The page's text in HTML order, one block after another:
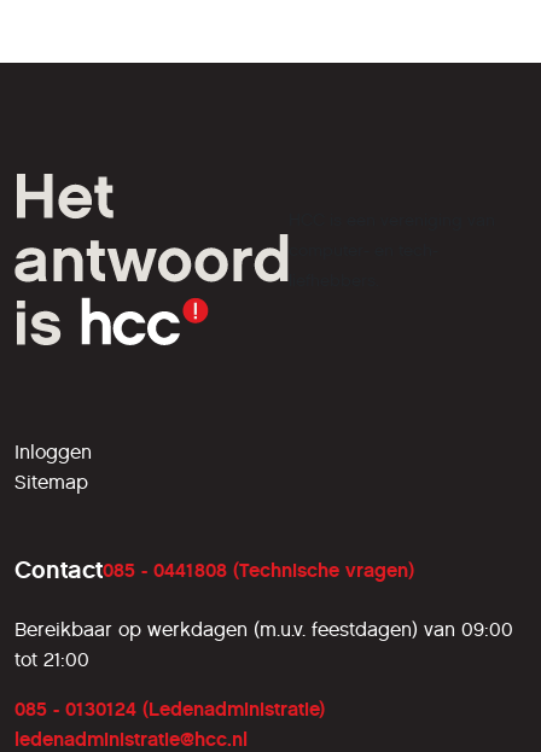
liefhebbers.
Inloggen
Sitemap
Contact085 - 0441808 (Technische vragen)
Bereikbaar op werkdagen (m.u.v. feestdagen) van 09:00
tot 21:00
085 - 0130124 (Ledenadministratie)
ledenadministratie@hcc.nl